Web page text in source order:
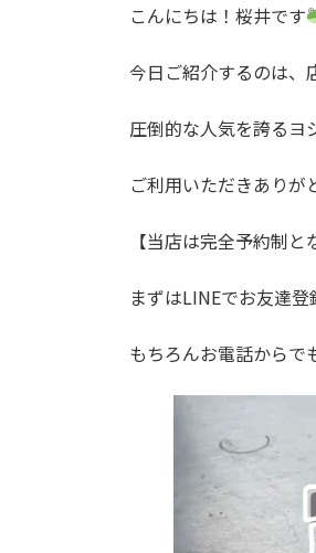
こんにちは！桜井です
今日ご紹介するのは、
圧倒的な人気を誇るヨ
ご利用いただきありが
【当店は完全予約制
まずはLINEでお友達
もちろんお電話から